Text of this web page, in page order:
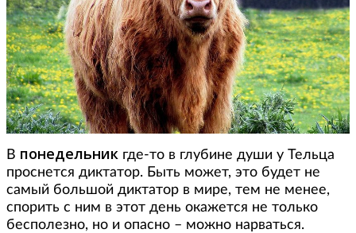
В понедельник где-то в глубине души у Тельца
проснется диктатор. Быть может, это будет не
самый большой диктатор в мире, тем не менее,
спорить с ним в этот день окажется не только
бесполезно, но и опасно – можно нарваться.